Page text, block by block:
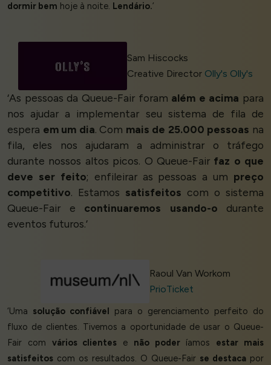
dormir bem hoje à noite. Lendário.’
Sam Hiscocks
Creative Director Olly's Olly's
‘As pessoas da Queue-Fair foram além e acima para
nos ajudar a implementar seu sistema de fila de
espera em um dia. Com mais de 25.000 pessoas na
fila, eles nos ajudaram a administrar o tráfego
durante nossos altos picos. O Queue-Fair faz o que
deve ser feito; enfileirar as pessoas a um preço
competitivo. Estamos satisfeitos com o sistema
Queue-Fair e continuaremos usando-o durante
eventos futuros.’
Raoul Van Workom
PrioTicket
‘Uma solução confiável para o gerenciamento perfeito do
fluxo de clientes. Tivemos a oportunidade de usar o Queue-
Fair com vários clientes e não poderíamos estar mais
satisfeitos com os resultados. O Queue-Fair se destaca por